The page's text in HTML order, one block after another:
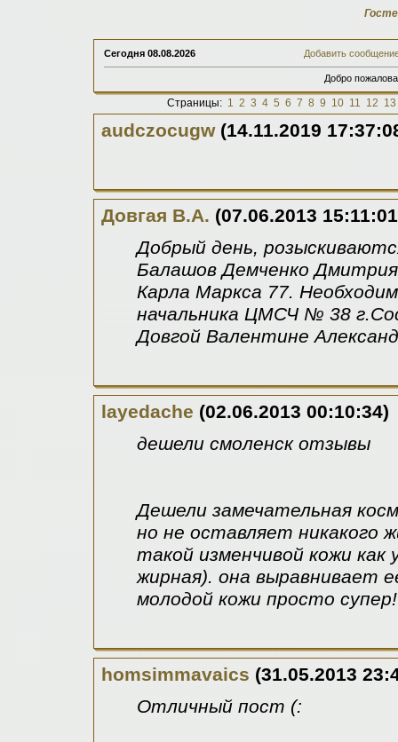
Сегодня 08.08.2026 Добавить
Добро
Страницы: 1 2 3 4 5 6 7 8 9 10 11 12 13
audczocugw(14.11.2019
Довгая В.А. (07.06.2013
Добрый день,
Балашов Демченко
Карла Маркса 77.
начальника ЦМСЧ № 38
Довгой Валентине
layedache (02.06.2013 00:10:34)
дешели смоленск отзывы
Дешели замечательная
но не оставляет никакого
такой изменчивой кожи
жирная). она выравнивает
молодой кожи просто супер!
homsimmavaics (31.05.2013
Отличный пост (: